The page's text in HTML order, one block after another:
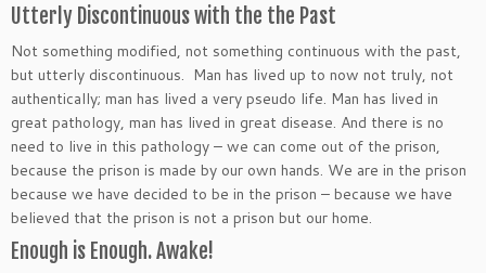
Utterly Discontinuous with the the Past
Not something modified, not something continuous with the past,
but utterly discontinuous. Man has lived up to now not truly, not
authentically; man has lived a very pseudo life. Man has lived in
great pathology, man has lived in great disease. And there is no
need to live in this pathology – we can come out of the prison,
because the prison is made by our own hands. We are in the prison
because we have decided to be in the prison – because we have
believed that the prison is not a prison but our home.
Enough is Enough. Awake!